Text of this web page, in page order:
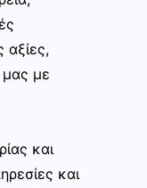
αξίες,
με
και
και